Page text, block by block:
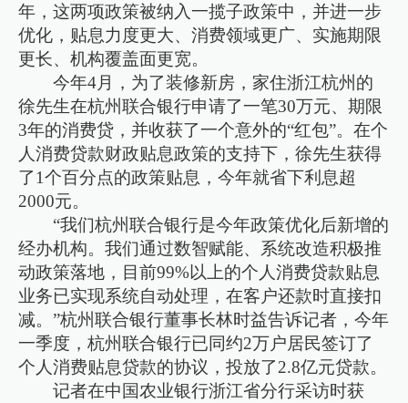
年，这两项政策被纳入一揽子政策中，并进一步
优化，贴息力度更大、消费领域更广、实施期限
更长、机构覆盖面更宽。
今年4月，为了装修新房，家住浙江杭州的
徐先生在杭州联合银行申请了一笔30万元、期限
3年的消费贷，并收获了一个意外的“红包”。在个
人消费贷款财政贴息政策的支持下，徐先生获得
了1个百分点的政策贴息，今年就省下利息超
2000元。
“我们杭州联合银行是今年政策优化后新增的
经办机构。我们通过数智赋能、系统改造积极推
动政策落地，目前99%以上的个人消费贷款贴息
业务已实现系统自动处理，在客户还款时直接扣
减。”杭州联合银行董事长林时益告诉记者，今年
一季度，杭州联合银行已同约2万户居民签订了
个人消费贴息贷款的协议，投放了2.8亿元贷款。
记者在中国农业银行浙江省分行采访时获